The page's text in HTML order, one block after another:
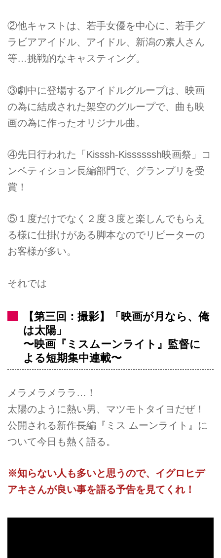
②他キャストは、若手女優を中心に、若手グ
ラビアアイドル、アイドル、新潟の素人さん
等…挑戦的なキャスティング。
③劇中に登場するアイドルグループは、映画
の為に結成された架空のグループで、曲も映
画の為に作ったオリジナル曲。
④先日行われた「Kisssh-Kissssssh映画祭」コ
ンペティション長編部門で、グランプリを受
賞！
⑤１度だけでなく２度３度と楽しんでもらえ
る様に仕掛けがある脚本なのでリピーターの
お客様が多い。
それでは
【第三回：撮影】「映画が月なら、俺
は太陽」
〜映画『ミスムーンライト』監督に
よる短期集中連載〜
メラメラメララ…！
太陽のように熱い男、マツモトタイヨだぜ！
公開される新作長編『ミス ムーンライト』に
ついて今日も熱く語る。
※知らない人も多いと思うので、イグロヒデ
アキさんが良い事を語る予告を見てくれ！